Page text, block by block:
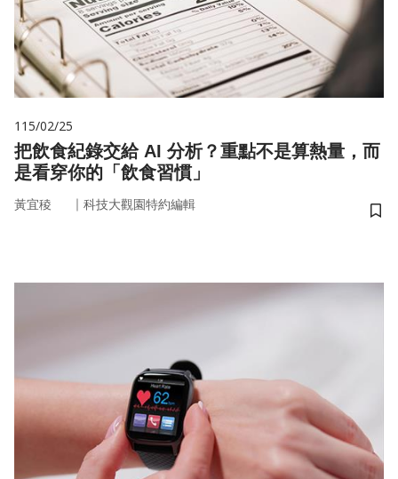
115/02/25
把飲食紀錄交給 AI 分析？重點不是算熱量，而
是看穿你的「飲食習慣」
黃宜稜 ｜ 科技大觀園特約編輯
儲